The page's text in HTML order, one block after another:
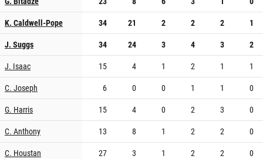
K. Caldwell-Pope
34 21 2 2 2
1
J. Suggs
34 24 3 4 3
2
J. Isaac
15 4 1 2 1
1
C. Joseph
6 0 0 1 1
0
G. Harris
15 4 0 2 3
0
C. Anthony
13 8 1 2 2
0
C. Houstan
27 3 1 2 2
0